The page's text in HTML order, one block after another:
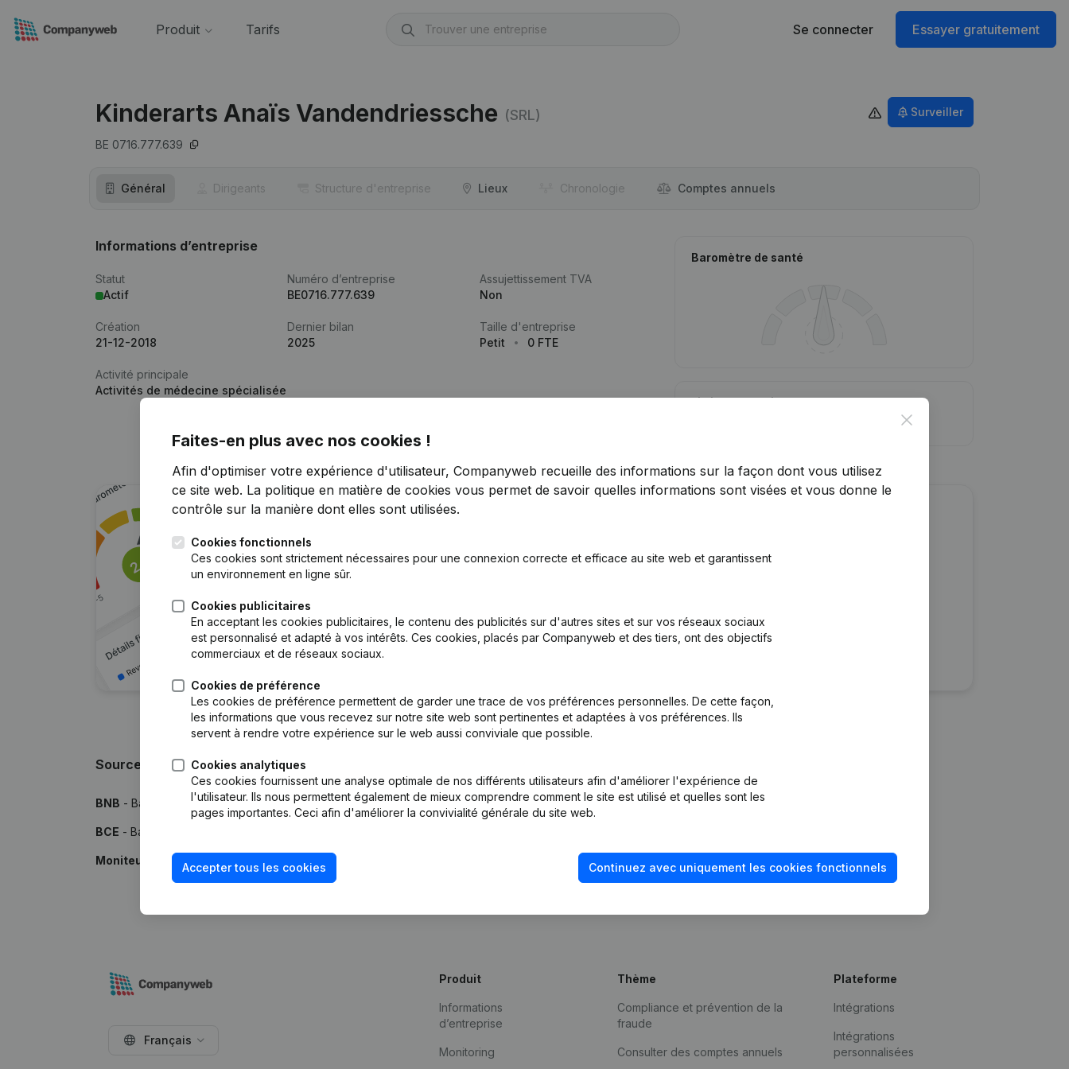
Produit Tarifs Se connecter Essayer gratuitement
Kinderarts Anaïs Vandendriessche (SRL)
BE 0716.777.639
Surveiller
Général Dirigeants Structure d'entreprise Lieux Chronologie Comptes annuels
Informations d’entreprise
Statut
Actif
Numéro d’entreprise
BE0716.777.639
Assujettissement TVA
Non
Création
21-12-2018
Dernier bilan
2025
Taille d'entreprise
Petit
0 FTE
Activité principale
Activités de médecine spécialisée
Baromètre de santé
Limite de crédit
Vous recherchez plus d’informations sur cette entreprise ?
Essayer gratuitement Découvrir plus
Sources
BNB - Banque Nationale de Belgique
BCE - Banque-Carrefour des Entreprises
Moniteur - Publications par le Moniteur Belge
Close
Faites-en plus avec nos cookies !
Afin d'optimiser votre expérience d'utilisateur, Companyweb recueille des informations sur la façon dont vous utilisez
ce site web. La politique en matière de cookies vous permet de savoir quelles informations sont visées et vous donne le
contrôle sur la manière dont elles sont utilisées.
Cookies fonctionnels
Ces cookies sont strictement nécessaires pour une connexion correcte et efficace au site web et garantissent
un environnement en ligne sûr.
Cookies publicitaires
En acceptant les cookies publicitaires, le contenu des publicités sur d'autres sites et sur vos réseaux sociaux
est personnalisé et adapté à vos intérêts. Ces cookies, placés par Companyweb et des tiers, ont des objectifs
commerciaux et de réseaux sociaux.
Cookies de préférence
Les cookies de préférence permettent de garder une trace de vos préférences personnelles. De cette façon,
les informations que vous recevez sur notre site web sont pertinentes et adaptées à vos préférences. Ils
servent à rendre votre expérience sur le web aussi conviviale que possible.
Cookies analytiques
Ces cookies fournissent une analyse optimale de nos différents utilisateurs afin d'améliorer l'expérience de
l'utilisateur. Ils nous permettent également de mieux comprendre comment le site est utilisé et quelles sont les
pages importantes. Ceci afin d'améliorer la convivialité générale du site web.
Accepter tous les cookies Continuez avec uniquement les cookies fonctionnels
Français
Produit
Informations
d’entreprise
Monitoring
Thème
Compliance et prévention de la
fraude
Consulter des comptes annuels
Plateforme
Intégrations
Intégrations
personnalisées